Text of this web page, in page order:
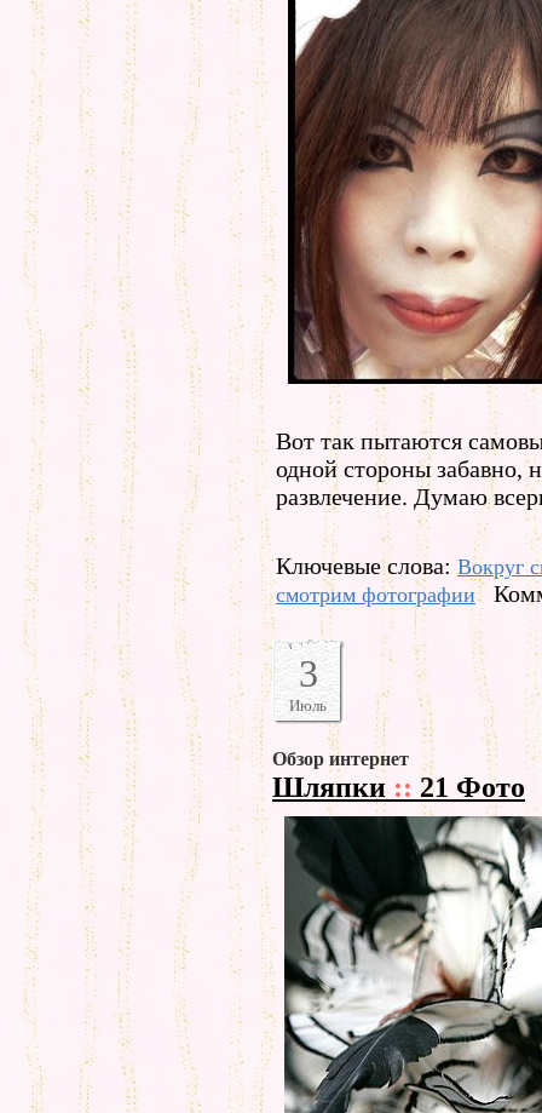
Вот так пытаются
одной стороны забавно,
развлечение. Думаю
Ключевые слова: Вокруг
смотрим фотографии
3
Июль
Обзор интернет
Шляпки :: 21 Фото